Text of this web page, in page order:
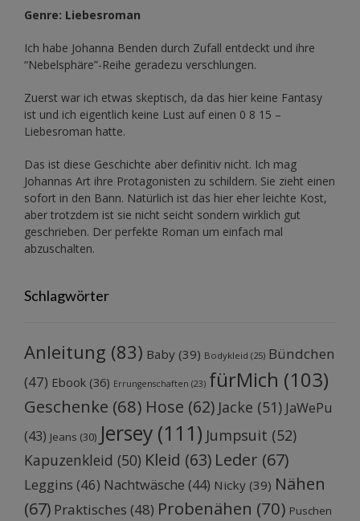
Genre: Liebesroman
Ich habe Johanna Benden durch Zufall entdeckt und ihre
“Nebelsphäre”-Reihe geradezu verschlungen.
Zuerst war ich etwas skeptisch, da das hier keine Fantasy
ist und ich eigentlich keine Lust auf einen 0 8 15 –
Liebesroman hatte.
Das ist diese Geschichte aber definitiv nicht. Ich mag
Johannas Art ihre Protagonisten zu schildern. Sie zieht einen
sofort in den Bann. Natürlich ist das hier eher leichte Kost,
aber trotzdem ist sie nicht seicht sondern wirklich gut
geschrieben. Der perfekte Roman um einfach mal
abzuschalten.
Schlagwörter
Anleitung (83) Baby (39) Bodykleid (25) Bündchen
(47) Ebook (36) Errungenschaften (23) fürMich (103)
Geschenke (68) Hose (62) Jacke (51) JaWePu
(43) Jeans (30) Jersey (111) Jumpsuit (52)
Kapuzenkleid (50) Kleid (63) Leder (67)
Leggins (46) Nachtwäsche (44) Nicky (39) Nähen
(67) Praktisches (48) Probenähen (70) Puschen